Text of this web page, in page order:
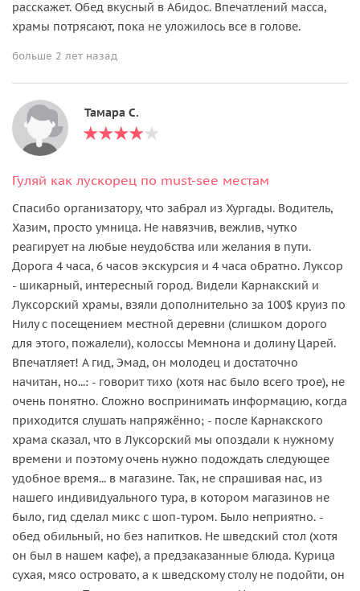
расскажет. Обед вкусный в Абидос. Впечатлений масса,
храмы потрясают, пока не уложилось все в голове.
больше 2 лет назад
Тамара С.
Гуляй как лускорец по must-see местам
Спасибо организатору, что забрал из Хургады. Водитель,
Хазим, просто умница. Не навязчив, вежлив, чутко
реагирует на любые неудобства или желания в пути.
Дорога 4 часа, 6 часов экскурсия и 4 часа обратно. Луксор
- шикарный, интересный город. Видели Карнакский и
Луксорский храмы, взяли дополнительно за 100$ круиз по
Нилу с посещением местной деревни (слишком дорого
для этого, пожалели), колоссы Мемнона и долину Царей.
Впечатляет! А гид, Эмад, он молодец и достаточно
начитан, но...: - говорит тихо (хотя нас было всего трое), не
очень понятно. Сложно воспринимать информацию, когда
приходится слушать напряжённо; - после Карнакского
храма сказал, что в Луксорский мы опоздали к нужному
времени и поэтому очень нужно подождать следующее
удобное время... в магазине. Так, не спрашивая нас, из
нашего индивидуального тура, в котором магазинов не
было, гид сделал микс с шоп-туром. Было неприятно. -
обед обильный, но без напитков. Не шведский стол (хотя
он был в нашем кафе), а предзаказанные блюда. Курица
сухая, мясо островато, а к шведскому столу не подойти, он